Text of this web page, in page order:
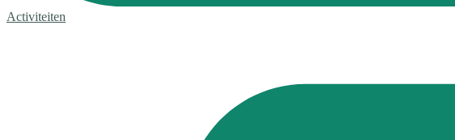
Activiteiten